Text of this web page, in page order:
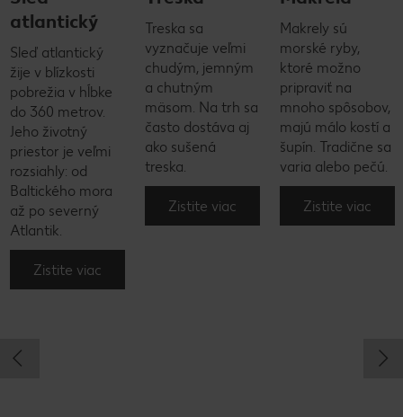
atlantický
Sleď atlantický
žije v blízkosti
pobrežia v hĺbke
do 360 metrov.
Jeho životný
priestor je veľmi
rozsiahly: od
Baltického mora
až po severný
Atlantik.
Zistite viac
Treska sa
vyznačuje veľmi
chudým, jemným
a chutným
mäsom. Na trh sa
často dostáva aj
ako sušená
treska.
Zistite viac
Makrely sú
morské ryby,
ktoré možno
pripraviť na
mnoho spôsobov,
majú málo kostí a
šupín. Tradične sa
varia alebo pečú.
Zistite viac